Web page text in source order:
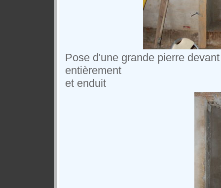
Pose d'une grande pierre
entièrement
et enduit